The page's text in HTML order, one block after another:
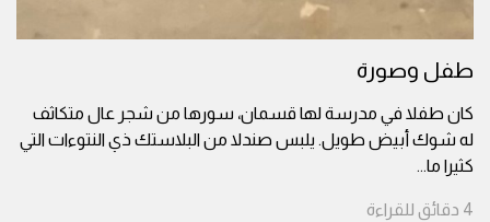
طفل وصورة
كان طفلا في مدرسة لها قسمان، سورها من شجر عال متكاثف
له شوك أبيض طويل. يلبس صندلا من البلاستك ذي النتوءات التي
كثيرا ما...
4 دقائق للقراءة